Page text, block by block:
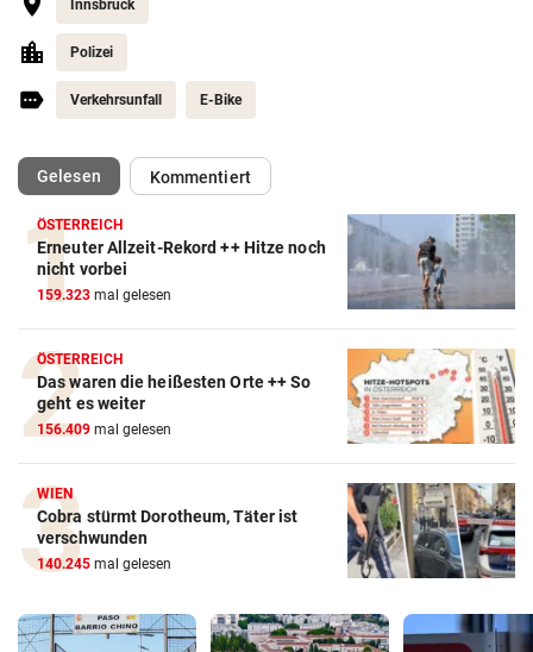
Innsbruck
Polizei
Verkehrsunfall E-Bike
Gelesen(ausgewählt)Kommentiert
ÖSTERREICH
Erneuter Allzeit-Rekord ++ Hitze noch
nicht vorbei
159.323 mal gelesen
ÖSTERREICH
Das waren die heißesten Orte ++ So
geht es weiter
156.409 mal gelesen
WIEN
Cobra stürmt Dorotheum, Täter ist
verschwunden
140.245 mal gelesen